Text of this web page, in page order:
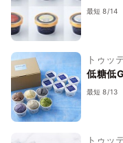
最短 8/14
トゥッ
低糖低
最短 8/13
トゥッ